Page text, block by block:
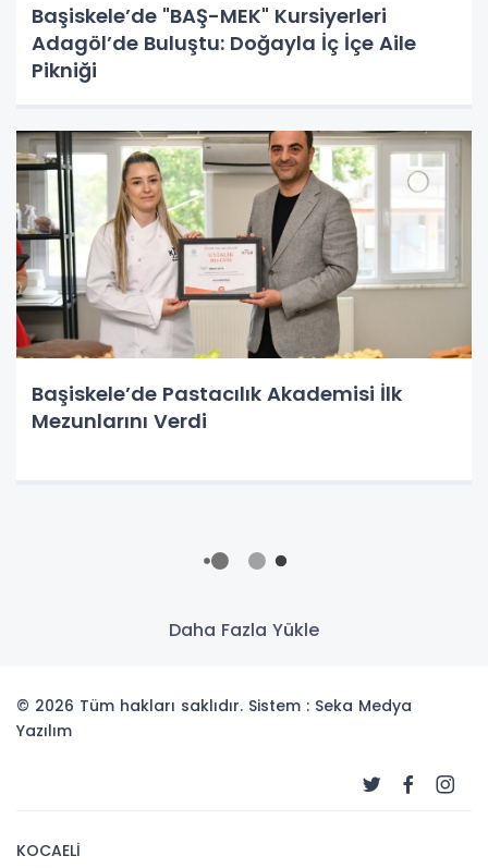
Başiskele’de "BAŞ-MEK" Kursiyerleri
Adagöl’de Buluştu: Doğayla İç İçe Aile
Pikniği
Başiskele’de Pastacılık Akademisi İlk
Mezunlarını Verdi
Daha Fazla Yükle
© 2026 Tüm hakları saklıdır. Sistem : Seka Medya
Yazılım
KOCAELİ